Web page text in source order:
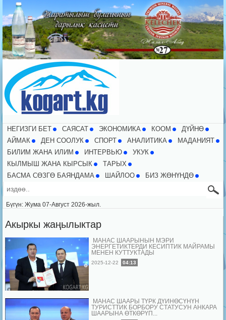
НЕГИЗГИ БЕТ CАЯСАТ ЭКОНОМИКА КООМ
ДҮЙНӨ
АЙМАК
ДЕН СООЛУК СПОРТ АНАЛИТИКА
МАДАНИЯТ
БИЛИМ ЖАНА ИЛИМ
ИНТЕРВЬЮ
УКУК
КЫЛМЫШ ЖАНА КЫРСЫК
ТАРЫХ
БАСМА СӨЗГӨ БАЯНДАМА
ШАЙЛОО БИЗ ЖӨНҮНДӨ
Бүгүн: Жума 07-Август 2026-жыл.
Акыркы жаңылыктар
МАНАС ШААРЫНЫН МЭРИ
ЭНЕРГЕТИКТЕРДИ КЕСИПТИК МАЙРАМЫ
МЕНЕН КУТТУКТАДЫ
2025-12-22 04:13
МАНАС ШААРЫ ТҮРК ДҮЙНӨСҮНҮН
ТУРИСТТИК БОРБОРУ СТАТУСУН АНКАРА
ШААРЫНА ӨТКӨРҮП...